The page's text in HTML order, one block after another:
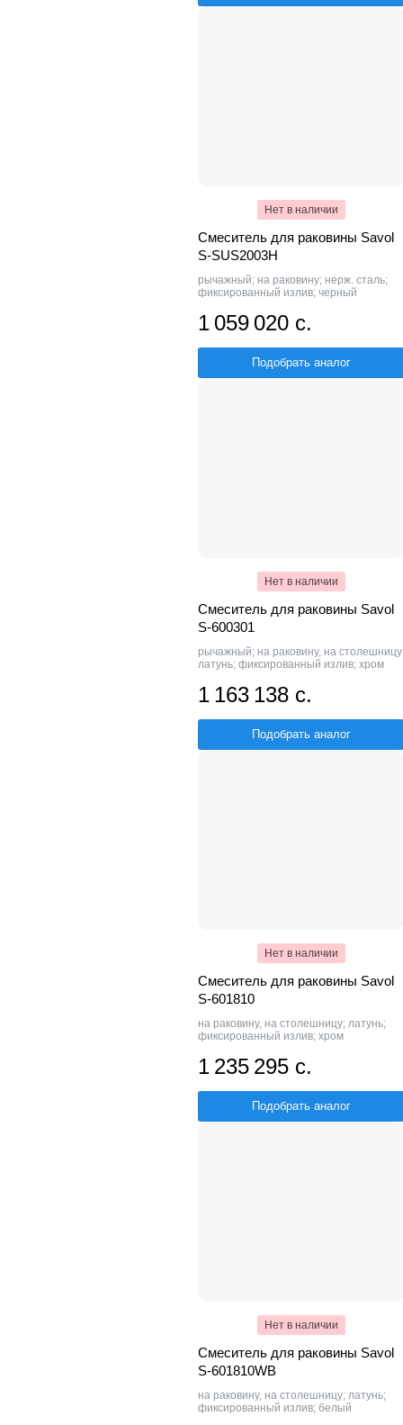
Нет в наличии
Смеситель для раковины Savol
S-SUS2003H
рычажный; на раковину; нерж. сталь;
фиксированный излив; черный
1 059 020 с.
Подобрать аналог
Нет в наличии
Смеситель для раковины Savol
S-600301
рычажный; на раковину, на
латунь; фиксированный излив; хром
1 163 138 с.
Подобрать аналог
Нет в наличии
Смеситель для раковины Savol
S-601810
на раковину, на столешницу; латунь;
фиксированный излив; хром
1 235 295 с.
Подобрать аналог
Нет в наличии
Смеситель для раковины Savol
S-601810WB
на раковину, на столешницу; латунь;
фиксированный излив; белый